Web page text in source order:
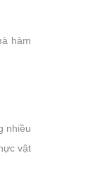
hàm
nhiều
vật